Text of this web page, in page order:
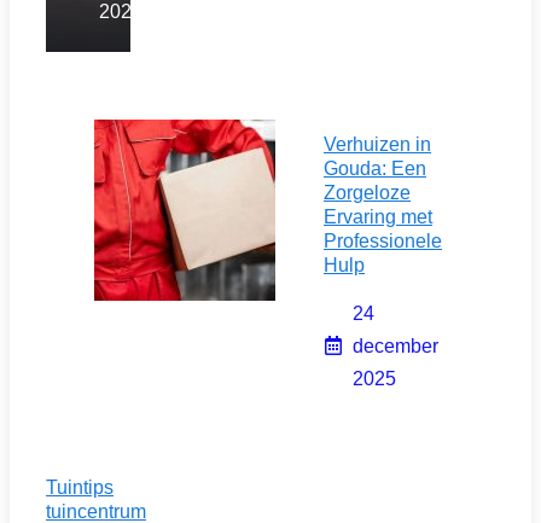
2025
Verhuizen in
Gouda: Een
Zorgeloze
Ervaring met
Professionele
Hulp
24
december
2025
Tuintips
tuincentrum